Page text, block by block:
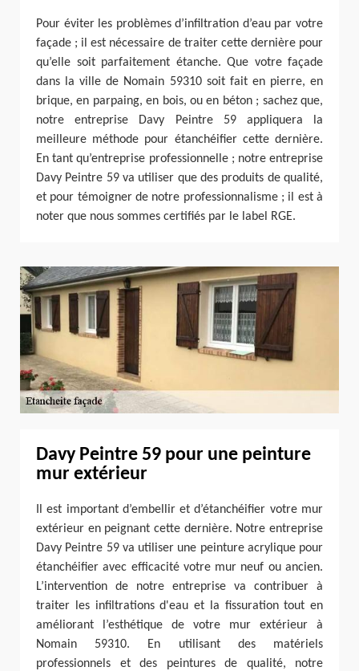
Pour éviter les problèmes d’infiltration d’eau par votre
façade ; il est nécessaire de traiter cette dernière pour
qu’elle soit parfaitement étanche. Que votre façade
dans la ville de Nomain 59310 soit fait en pierre, en
brique, en parpaing, en bois, ou en béton ; sachez que,
notre entreprise Davy Peintre 59 appliquera la
meilleure méthode pour étanchéifier cette dernière.
En tant qu’entreprise professionnelle ; notre entreprise
Davy Peintre 59 va utiliser que des produits de qualité,
et pour témoigner de notre professionnalisme ; il est à
noter que nous sommes certifiés par le label RGE.
Davy Peintre 59 pour une peinture
mur extérieur
Il est important d’embellir et d’étanchéifier votre mur
extérieur en peignant cette dernière. Notre entreprise
Davy Peintre 59 va utiliser une peinture acrylique pour
étanchéifier avec efficacité votre mur neuf ou ancien.
L’intervention de notre entreprise va contribuer à
traiter les infiltrations d'eau et la fissuration tout en
améliorant l’esthétique de votre mur extérieur à
Nomain 59310. En utilisant des matériels
professionnels et des peintures de qualité, notre